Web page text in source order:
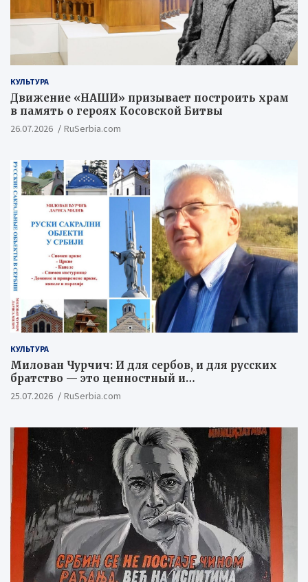
КУЛЬТУРА
Движение «НАШИ» призывает построить храм
в память о героях Косовской Битвы
26.07.2026 RuSerbia.com
КУЛЬТУРА
Милован Чурчич: И для сербов, и для русских
братство — это ценностный и
цивилизационный концепт
25.07.2026 RuSerbia.com